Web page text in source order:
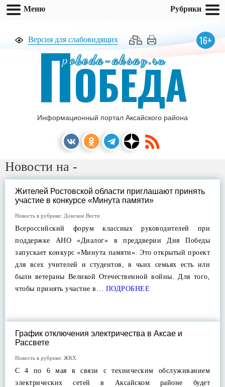
Версия для слабовидящих 16+
pobeda-aksay.ru
ПОБЕДА
Информационный портал Аксайского района
Новости на -
Жителей Ростовской области приглашают принять
участие в конкурсе «Минута памяти»
Новость в рубрике: Донские Вести
Всероссийский форум классных руководителей при
поддержке АНО «Диалог» в преддверии Дня Победы
запускает конкурс «Минута памяти». Это открытый проект
для всех учителей и студентов, в чьих семьях есть или
были ветераны Великой Отечественной войны. Для того,
чтобы принять участие в… ПОДРОБНЕЕ
График отключения электричества в Аксае и
Рассвете
Новость в рубрике: ЖКХ
С 4 по 6 мая в связи с техническим обслуживанием
электрических сетей в Аксайском районе будет
Меню Рубрики